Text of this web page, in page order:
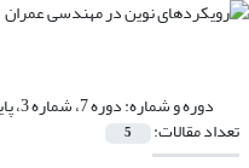
دوره و شماره:دوره 7، شماره 3، پاییز 1402، صفحه 1-86
تعداد مقالات: 5